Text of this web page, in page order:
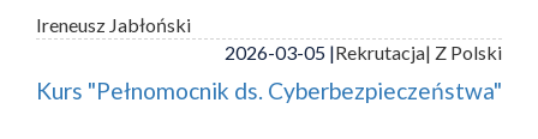
Ireneusz Jabłoński
2026-03-05 |Rekrutacja| Z Polski
Kurs "Pełnomocnik ds. Cyberbezpieczeństwa"